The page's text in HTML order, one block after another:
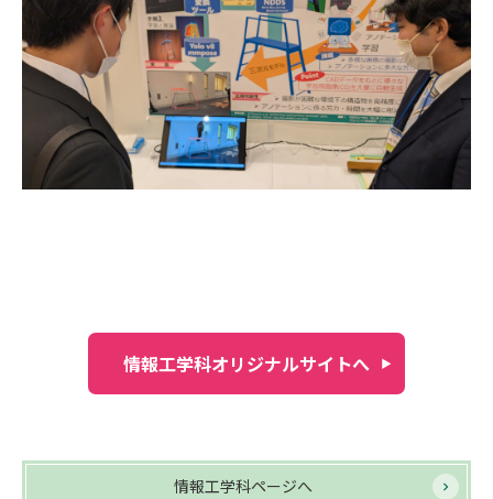
情報工学科オリジナルサイトへ
情報工学科ページへ